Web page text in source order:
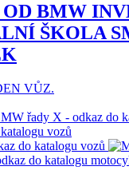
BMW
ŠKOLA
VŮZ.